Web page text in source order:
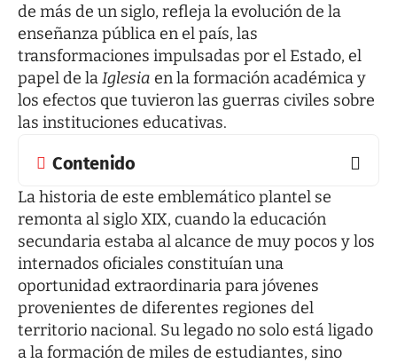
de más de un siglo, refleja la evolución de la
enseñanza pública en el país, las
transformaciones impulsadas por el Estado, el
papel de laIglesia en la formación académica y
los efectos que tuvieron las guerras civiles sobre
las instituciones educativas.
Contenido
La historia de este emblemático plantel se
remonta al siglo XIX, cuando la educación
secundaria estaba al alcance de muy pocos y los
internados oficiales constituían una
oportunidad extraordinaria para jóvenes
provenientes de diferentes regiones del
territorio nacional. Su legado no solo está ligado
a la formación de miles de estudiantes, sino